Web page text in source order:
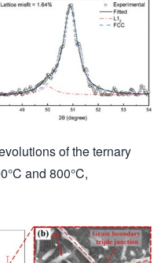
of the ternary
and 800°C,